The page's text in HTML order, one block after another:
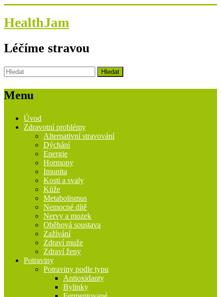
HealthJam
Léčíme stravou
Menu
Úvod
Zdravotní problémy
Alternativní stravování
Dýchání
Energie
Hormony
Imunita
Kosti a svaly
Kůže
Metabolismus
Nemocné dítě
Nervy a mozek
Oběhová soustava
Zažívání
Zdraví muže
Zdraví ženy
Potraviny
Potraviny podle typu
Antioxidanty
Bylinky